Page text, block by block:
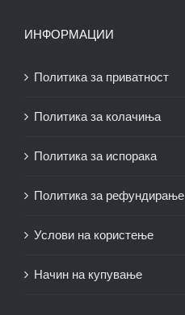
ИНФОРМАЦИИ
Политика за приватност
Политика за колачиња
Политика за испорака
Политика за рефундирање
Услови на користење
Начин на купување